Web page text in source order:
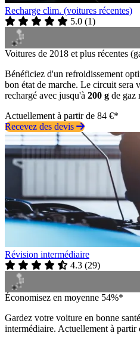
Recharge clim. (voitures récentes)
5.0 (1)
Voitures de 2018 et plus récentes
Bénéficiez d'un refroidissement
bon état de marche. Le circuit sera
rechargé avec jusqu'à 200 g de gaz
Actuellement à partir de 84 €*
Recevez des devis
Révision intermédiaire
4.3 (29)
Économisez en moyenne 54%*
Gardez votre voiture en bonne
intermédiaire. Actuellement à partir